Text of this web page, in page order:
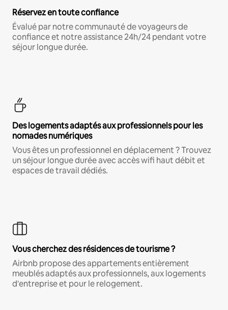
Réservez en toute confiance
Évalué par notre communauté de voyageurs de
confiance et notre assistance 24h/24 pendant votre
séjour longue durée.
Des logements adaptés aux professionnels pour les
nomades numériques
Vous êtes un professionnel en déplacement ? Trouvez
un séjour longue durée avec accès wifi haut débit et
espaces de travail dédiés.
Vous cherchez des résidences de tourisme ?
Airbnb propose des appartements entièrement
meublés adaptés aux professionnels, aux logements
d'entreprise et pour le relogement.